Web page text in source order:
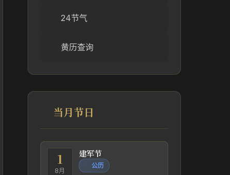
24节气
黄历查询
当月节日
1
8月
建军节
公历